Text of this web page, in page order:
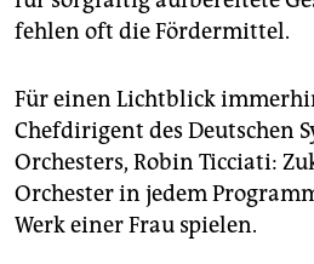
fehlen oft die Fördermittel.
Für einen Lichtblick
Chefdirigent des Deutschen
Orchesters, Robin Ticciati:
Orchester in jedem
Werk einer Frau spielen.